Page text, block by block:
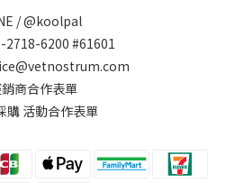
/@koolpal
2718-6200 #61601
商合作表單
購 活動合作表單